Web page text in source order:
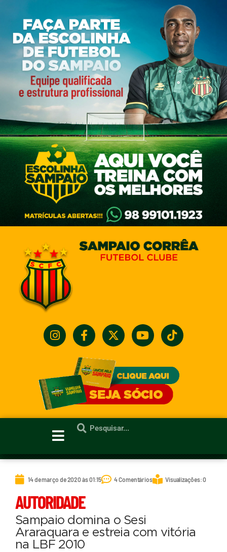
14 de março de 2020 às 01:15 4 Comentários Visualizações: 0
AUTORIDADE
Sampaio domina o Sesi
Araraquara e estreia com vitória
na LBF 2010